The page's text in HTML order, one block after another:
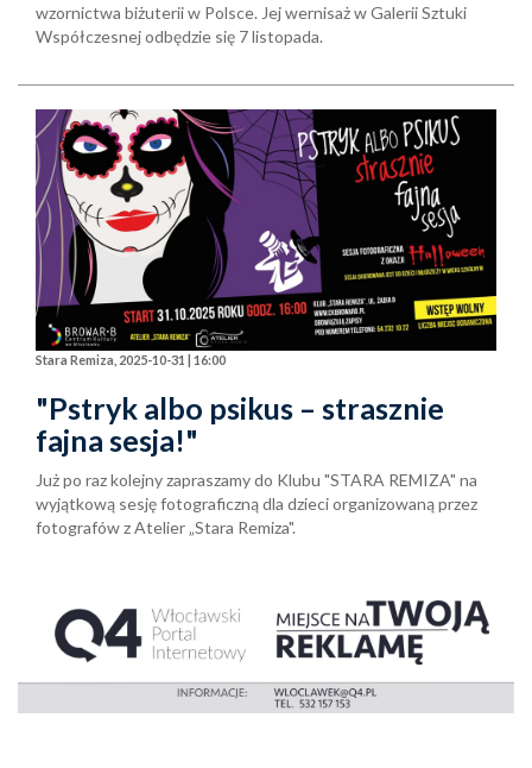
wzornictwa biżuterii w Polsce. Jej wernisaż w Galerii Sztuki
Współczesnej odbędzie się 7 listopada.
Stara Remiza, 2025-10-31 | 16:00
"Pstryk albo psikus – strasznie
fajna sesja!"
Już po raz kolejny zapraszamy do Klubu "STARA REMIZA" na
wyjątkową sesję fotograficzną dla dzieci organizowaną przez
fotografów z Atelier „Stara Remiza".